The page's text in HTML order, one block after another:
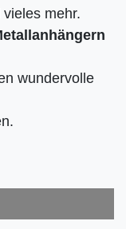
vieles mehr.
wundervolle